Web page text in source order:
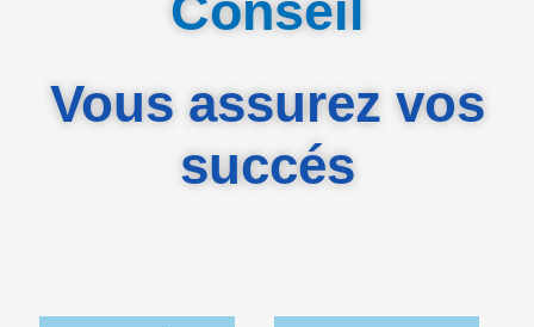
Vous assurez vos
succés